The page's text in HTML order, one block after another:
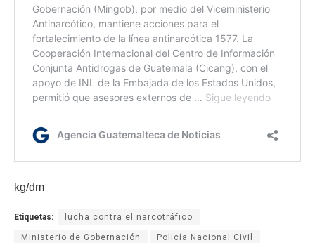
kg/dm
Etiquetas: lucha contra el narcotráfico
Ministerio de Gobernación Policía Nacional Civil